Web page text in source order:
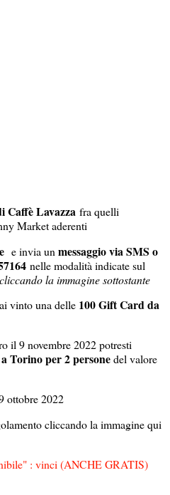
Caffè Lavazza fra quelli
Market aderenti
e invia un messaggio via SMS o
nelle modalità indicate sul
cliccando la immagine sottostante
vinto una delle 100 Gift Card da
il 9 novembre 2022 potresti
Torino per 2 personedel valore
ottobre 2022
cliccando la immagine qui
: vinci (ANCHE GRATIS)